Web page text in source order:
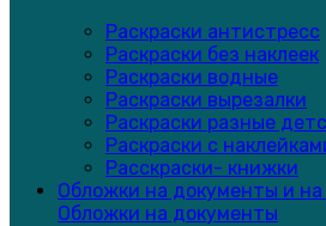
Раскраски антистресс
Раскраски без наклеек
Раскраски водные
Раскраски вырезалки
Раскраски разные
Раскраски с
Расскраски- книжки
Обложки на документы и на
Обложки на документы